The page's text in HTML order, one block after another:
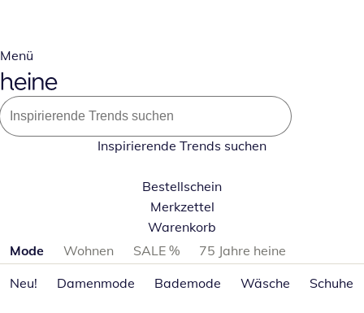
Menü
Inspirierende Trends suchen
Bestellschein
Merkzettel
Warenkorb
Produktkategorien überspringen
Mode Wohnen SALE %
75 Jahre heine
Neu!
Damenmode Bademode Wäsche Schuhe